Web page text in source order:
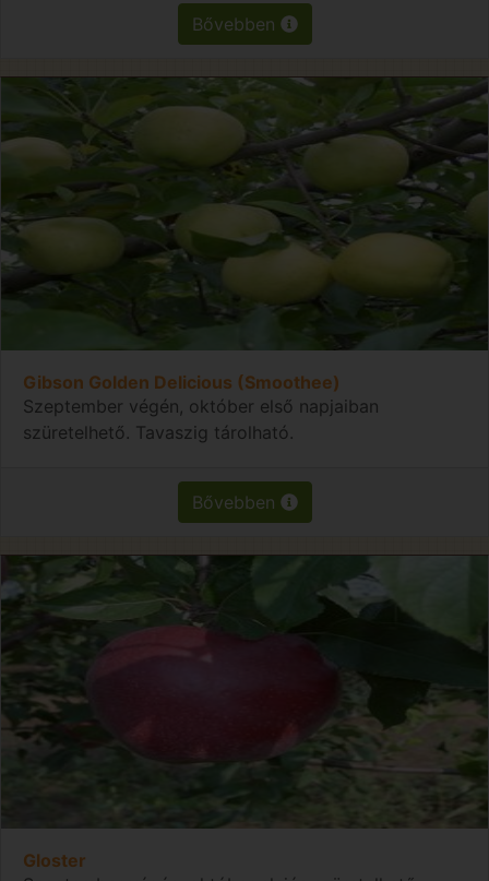
Bővebben
Gibson Golden Delicious (Smoothee)
Szeptember végén, október első napjaiban
szüretelhető. Tavaszig tárolható.
Bővebben
Gloster